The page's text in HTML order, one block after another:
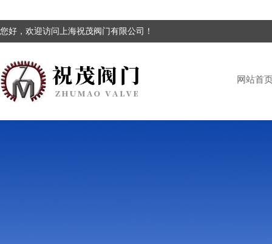
您好，欢迎访问上海祝茂阀门有限公司！
网站首